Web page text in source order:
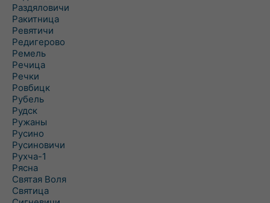
Раздяловичи
Ракитница
Ревятичи
Редигерово
Ремель
Речица
Речки
Ровбицк
Рубель
Рудск
Ружаны
Русино
Русиновичи
Рухча-1
Рясна
Святая Воля
Святица